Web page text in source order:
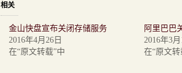
相关
金山快盘宣布关闭存储服务
2016年4月26日
在“原文转载”中
阿里巴巴
2016年3月
在“原文转